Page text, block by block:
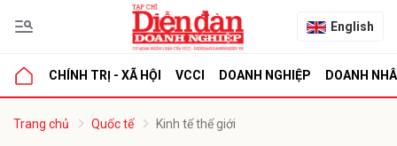
English
CHÍNH TRỊ - XÃ HỘI VCCI DOANH NGHIỆP DOANH
Trang chủ Quốc tế Kinh tế thế giới
luận